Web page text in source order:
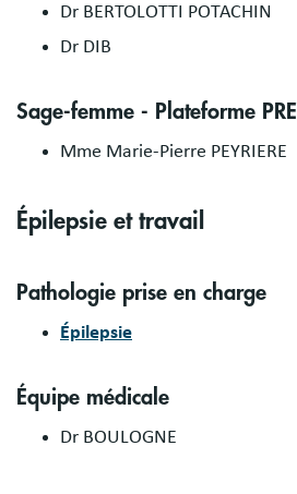
Dr BERTOLOTTI POTACHIN
Dr DIB
Sage-femme - Plateforme
Mme Marie-Pierre PEYRIERE
Épilepsie et travail
Pathologie prise en charge
Épilepsie
Équipe médicale
Dr BOULOGNE